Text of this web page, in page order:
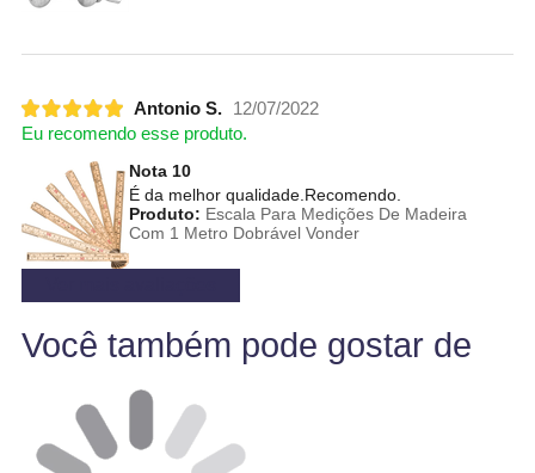
Antonio S.
12/07/2022
Eu recomendo esse produto.
Nota 10
É da melhor qualidade.Recomendo.
Produto: Escala Para Medições De Madeira
Com 1 Metro Dobrável Vonder
Você também pode gostar de